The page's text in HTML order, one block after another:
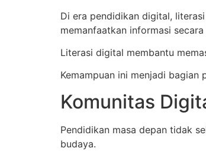
Di era pendidikan digital,
memanfaatkan informasi
Literasi digital membantu
Kemampuan ini menjadi bagian
Komunitas
Pendidikan masa depan tidak
budaya.